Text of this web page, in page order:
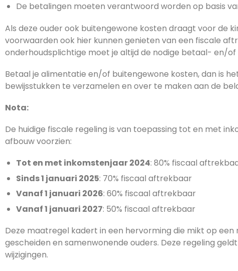
De betalingen moeten verantwoord worden op basis
Als deze ouder ook buitengewone kosten draagt voor de
voorwaarden ook hier kunnen genieten van een fiscale
onderhoudsplichtige moet je altijd de nodige betaal- en/
Betaal je alimentatie en/of buitengewone kosten, dan is
bewijsstukken te verzamelen en over te maken aan de
Nota:
De huidige fiscale regeling is van toepassing tot en met
afbouw voorzien:
Tot en met inkomstenjaar 2024: 80% fiscaal
Sinds 1 januari 2025: 70% fiscaal aftrekbaar
Vanaf 1 januari 2026: 60% fiscaal aftrekbaar
Vanaf 1 januari 2027: 50% fiscaal aftrekbaar
Deze maatregel kadert in een hervorming die mikt op
gescheiden en samenwonende ouders. Deze regeling
wijzigingen.